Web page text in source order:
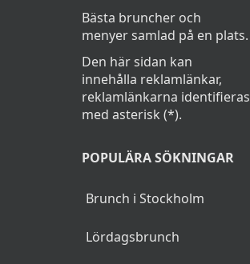
Spisknäcke
Vispat smör
Lagrad Cheddarost
Bästa bruncher och
menyer samlad på en plats.
Den här sidan kan
innehålla reklamlänkar,
reklamlänkarna identifieras
med asterisk (*).
POPULÄRA SÖKNINGAR
Brunch i Stockholm
Lördagsbrunch